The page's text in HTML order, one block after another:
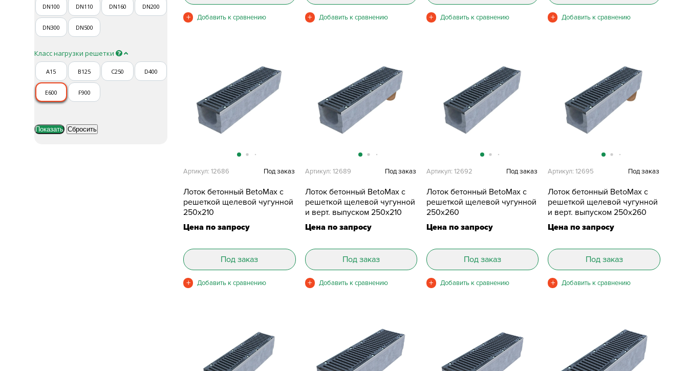
DN100 DN110 DN160 DN200
DN300 DN500
Класс нагрузки решетки
A15 B125 C250 D400
E600 F900
Лоток бетонный BetoMax с
решеткой щелевой чугунной
250х210
Артикул: 12686 Под заказ
Цена по запросу
Под заказ
Лоток бетонный BetoMax с
решеткой щелевой чугунной
и верт. выпуском 250х210
Артикул: 12689 Под заказ
Цена по запросу
Под заказ
Лоток бетонный BetoMax с
решеткой щелевой чугунной
250х260
Артикул: 12692 Под заказ
Цена по запросу
Под заказ
Лоток бетонный BetoMax с
решеткой щелевой чугунной
и верт. выпуском 250х260
Артикул: 12695 Под заказ
Цена по запросу
Под заказ